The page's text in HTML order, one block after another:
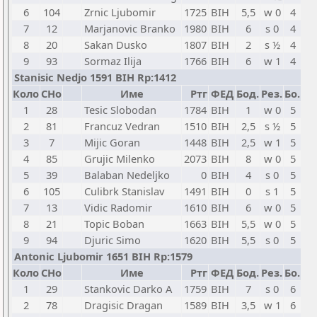
6
104 Zrnic Ljubomir 1725 BIH 5,5 w 0
4
7
12 Marjanovic Branko 1980 BIH 6 s 0
4
8
20 Sakan Dusko 1807 BIH 2 s ½
4
9
93 Sormaz Ilija 1766 BIH 6 w 1
4
Stanisic Nedjo 1591 BIH Rp:1412
Коло СНо Име Ртг ФЕД Бод. Рез. Бо.
1
28 Tesic Slobodan 1784 BIH 1 w 0
5
2
81 Francuz Vedran 1510 BIH 2,5 s ½
5
3
7 Mijic Goran 1448 BIH 2,5 w 1
5
4
85 Grujic Milenko 2073 BIH 8 w 0
5
5
39 Balaban Nedeljko 0 BIH 4 s 0
5
6
105 Culibrk Stanislav 1491 BIH 0 s 1
5
7
13 Vidic Radomir 1610 BIH 6 w 0
5
8
21 Topic Boban 1663 BIH 5,5 w 0
5
9
94 Djuric Simo 1620 BIH 5,5 s 0
5
Antonic Ljubomir 1651 BIH Rp:1579
Коло СНо Име Ртг ФЕД Бод. Рез. Бо.
1
29 Stankovic Darko A 1759 BIH 7 s 0
6
2
78 Dragisic Dragan 1589 BIH 3,5 w 1
6